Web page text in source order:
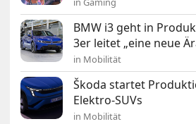
BMW i3 geht in
3er leitet „eine neue
in Mobilität
Škoda startet
Elektro-SUVs
in Mobilität